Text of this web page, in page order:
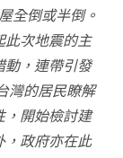
全倒或半倒。
此次地震的主
動，連帶引發
灣的居民瞭解
，開始檢討建
，政府亦在此